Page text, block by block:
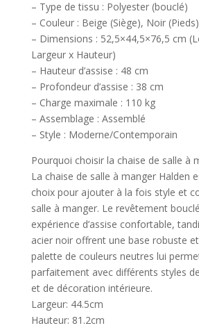
– Type de tissu : Polyester (bouclé)
– Couleur : Beige (Siège), Noir (Pieds)
– Dimensions : 52,5×44,5×76,5 cm
Largeur x Hauteur)
– Hauteur d’assise : 48 cm
– Profondeur d’assise : 38 cm
– Charge maximale : 110 kg
– Assemblage : Assemblé
– Style : Moderne/Contemporain
Pourquoi choisir la chaise de salle à
La chaise de salle à manger Halden
choix pour ajouter à la fois style et
salle à manger. Le revêtement
expérience d’assise confortable,
acier noir offrent une base robuste
palette de couleurs neutres lui
parfaitement avec différents styles
et de décoration intérieure.
Largeur: 44.5cm
Hauteur: 81.2cm